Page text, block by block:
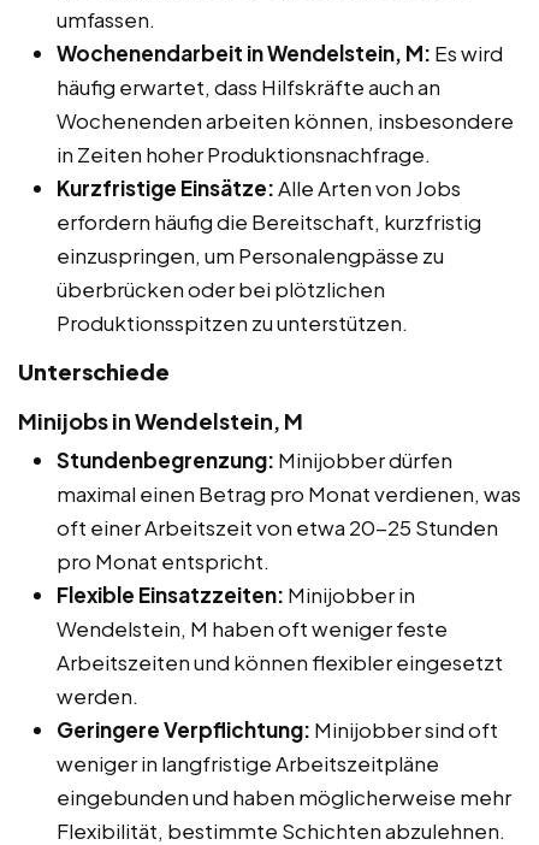
umfassen.
Wochenendarbeit in Wendelstein, M: Es wird
häufig erwartet, dass Hilfskräfte auch an
Wochenenden arbeiten können, insbesondere
in Zeiten hoher Produktionsnachfrage.
Kurzfristige Einsätze:Alle Arten von Jobs
erfordern häufig die Bereitschaft, kurzfristig
einzuspringen, um Personalengpässe zu
überbrücken oder bei plötzlichen
Produktionsspitzen zu unterstützen.
Unterschiede
Minijobs in Wendelstein, M
Stundenbegrenzung: Minijobber dürfen
maximal einen Betrag pro Monat verdienen, was
oft einer Arbeitszeit von etwa 20-25 Stunden
pro Monat entspricht.
Flexible Einsatzzeiten: Minijobber in
Wendelstein, M haben oft weniger feste
Arbeitszeiten und können flexibler eingesetzt
werden.
Geringere Verpflichtung: Minijobber sind oft
weniger in langfristige Arbeitszeitpläne
eingebunden und haben möglicherweise mehr
Flexibilität, bestimmte Schichten abzulehnen.